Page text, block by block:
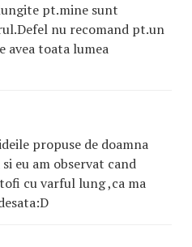
pt.mine sunt
nu recomand pt.un
avea toata lumea
propuse de doamna
eu am observat cand
cu varful lung ,ca ma